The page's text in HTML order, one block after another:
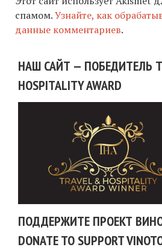
спамом.Узнайте, как
данные комментариев.
НАШ САЙТ — ПОБЕДИТЕЛЬ
HOSPITALITY AWARD
ПОДДЕРЖИТЕ ПРОЕКТ
DONATE TO SUPPORT